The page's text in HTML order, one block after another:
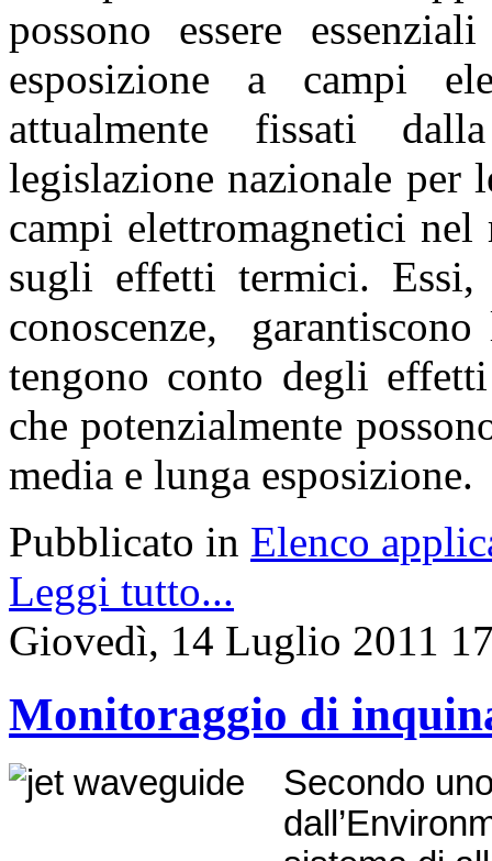
possono essere
esposizione a campi
attualmente fissati
legislazione nazionale per
campi elettromagnetici
sugli effetti termici. Essi,
conoscenze,
tengono conto degli
che potenzialmente
media e lunga
Pubblicato in Elenco
Leggi tutto...
Giovedì, 14 Luglio 2011
Monitoraggio di
Secondo